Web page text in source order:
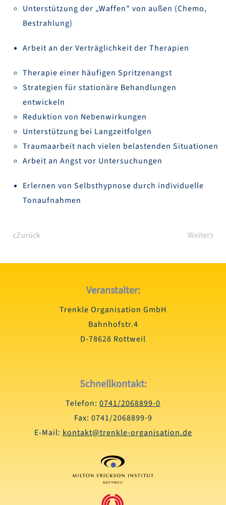
Unterstützung der „Waffen" von außen (Chemo,
Bestrahlung)
Arbeit an der Verträglichkeit der Therapien
Therapie einer häufigen Spritzenangst
Strategien für stationäre Behandlungen
entwickeln
Reduktion von Nebenwirkungen
Unterstützung bei Langzeitfolgen
Traumaarbeit nach vielen belastenden Situationen
Arbeit an Angst vor Untersuchungen
Erlernen von Selbsthypnose durch individuelle
Tonaufnahmen
Zurück Weiter
Veranstalter:
Trenkle Organisation GmbH
Bahnhofstr.4
D-78628 Rottweil
Schnellkontakt:
Telefon: 0741/2068899-0
Fax: 0741/2068899-9
E-Mail: kontakt@trenkle-organisation.de